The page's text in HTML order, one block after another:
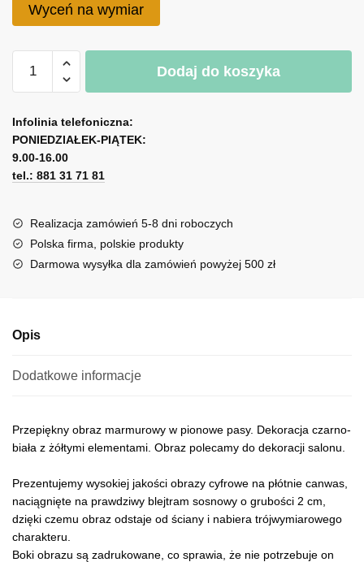
Wyceń na wymiar
Obraz
z
motywem
pasów
Dodaj do koszyka
l
t
e
r
a
t
i
Infolinia telefoniczna:
PONIEDZIAŁEK-PIĄTEK:
9.00-16.00
tel.: 881 31 71 81
Realizacja zamówień 5-8 dni roboczych
Polska firma, polskie produkty
Darmowa wysyłka dla zamówień powyżej 500 zł
Opis
Dodatkowe informacje
Przepiękny obraz marmurowy w pionowe pasy. Dekoracja czarno-
biała z żółtymi elementami. Obraz polecamy do dekoracji salonu.
Prezentujemy wysokiej jakości obrazy cyfrowe na płótnie canwas,
naciągnięte na prawdziwy blejtram sosnowy o grubości 2 cm,
dzięki czemu obraz odstaje od ściany i nabiera trójwymiarowego
charakteru.
Boki obrazu są zadrukowane, co sprawia, że nie potrzebuje on